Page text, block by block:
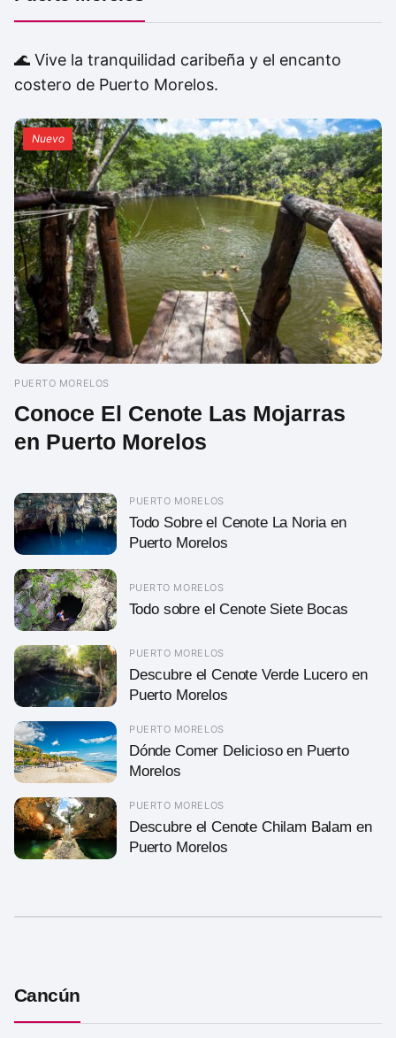
🌊 Vive la tranquilidad caribeña y el encanto
costero de Puerto Morelos.
Nuevo
PUERTO MORELOS
Conoce El Cenote Las Mojarras
en Puerto Morelos
PUERTO MORELOS
Todo Sobre el Cenote La Noria en
Puerto Morelos
PUERTO MORELOS
Todo sobre el Cenote Siete Bocas
PUERTO MORELOS
Descubre el Cenote Verde Lucero en
Puerto Morelos
PUERTO MORELOS
Dónde Comer Delicioso en Puerto
Morelos
PUERTO MORELOS
Descubre el Cenote Chilam Balam en
Puerto Morelos
Cancún